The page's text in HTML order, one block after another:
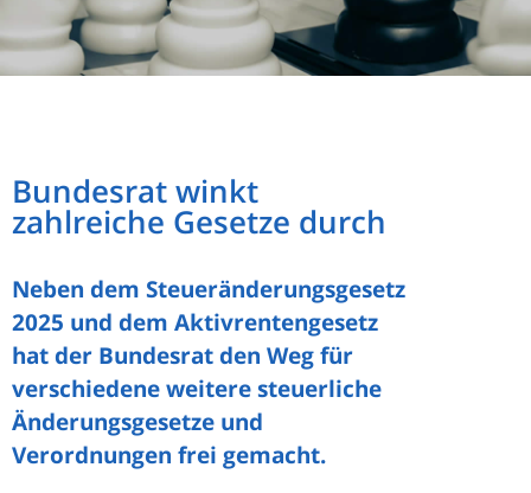
Bundesrat winkt
zahlreiche Gesetze durch
Neben dem Steueränderungsgesetz
2025 und dem Aktivrentengesetz
hat der Bundesrat den Weg für
verschiedene weitere steuerliche
Änderungsgesetze und
Verordnungen frei gemacht.